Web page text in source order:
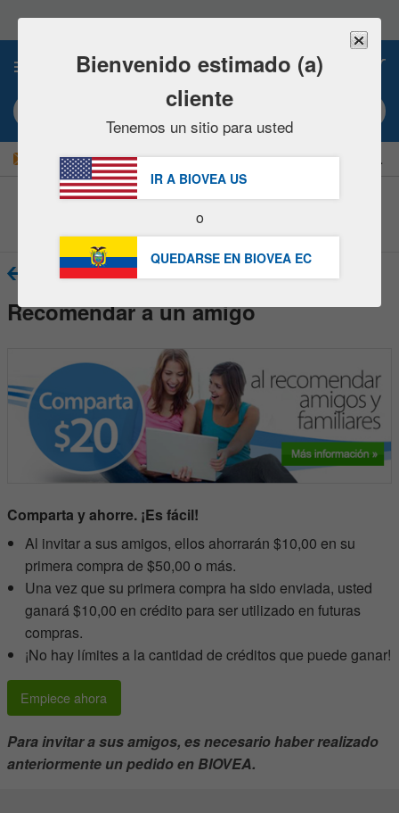
este
sitio
incluye
sistema
de Búsqueda por palabra clave o nº artículo
¡AHORRE UN 15 % AHORA! | GRATUITAEntrega $49,00 »
Centro de Asistencia al cliente
Volver
Recomendar a un amigo
Comparta y ahorre. ¡Es fácil!
Al invitar a sus amigos, ellos ahorrarán $10,00 en su
primera compra de $50,00 o más.
Una vez que su primera compra ha sido enviada, usted
ganará $10,00 en crédito para ser utilizado en futuras
compras.
¡No hay límites a la cantidad de créditos que puede ganar!
Empiece ahora
Para invitar a sus amigos, es necesario haber realizado
anteriormente un pedido en BIOVEA.
Bienvenido estimado (a)
cliente
Tenemos un sitio para usted
IR A BIOVEA US
o
QUEDARSE EN BIOVEA EC